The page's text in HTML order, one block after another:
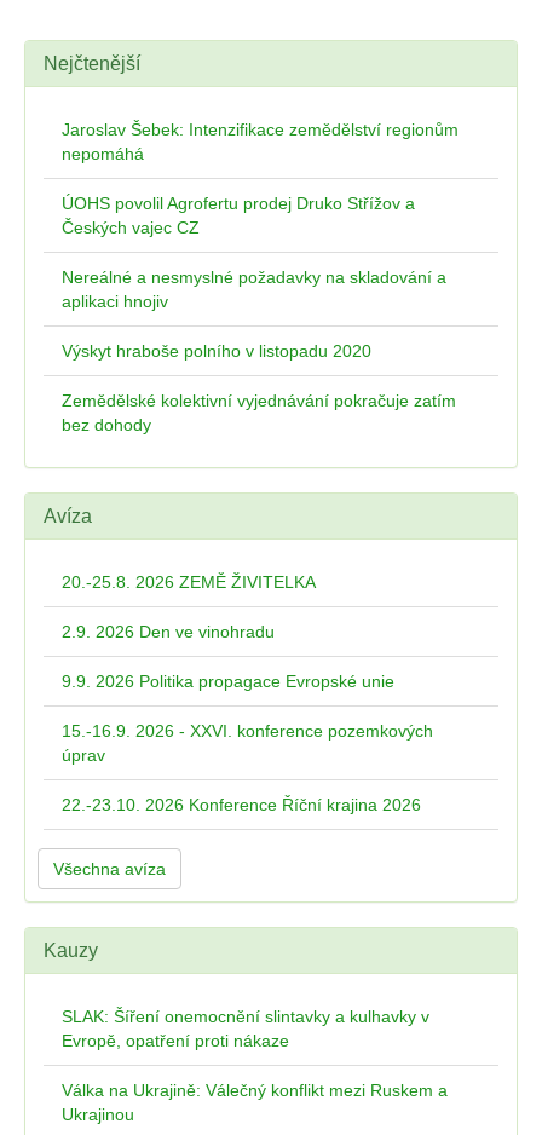
Nejčtenější
Jaroslav Šebek: Intenzifikace zemědělství regionům
nepomáhá
ÚOHS povolil Agrofertu prodej Druko Střížov a
Českých vajec CZ
Nereálné a nesmyslné požadavky na skladování a
aplikaci hnojiv
Výskyt hraboše polního v listopadu 2020
Zemědělské kolektivní vyjednávání pokračuje zatím
bez dohody
Avíza
20.-25.8. 2026 ZEMĚ ŽIVITELKA
2.9. 2026 Den ve vinohradu
9.9. 2026 Politika propagace Evropské unie
15.-16.9. 2026 - XXVI. konference pozemkových
úprav
22.-23.10. 2026 Konference Říční krajina 2026
Všechna avíza
Kauzy
SLAK: Šíření onemocnění slintavky a kulhavky v
Evropě, opatření proti nákaze
Válka na Ukrajině: Válečný konflikt mezi Ruskem a
Ukrajinou